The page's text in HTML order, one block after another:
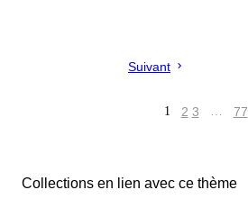
Suivant
1 2 3 … 77
Collections en lien avec ce thème